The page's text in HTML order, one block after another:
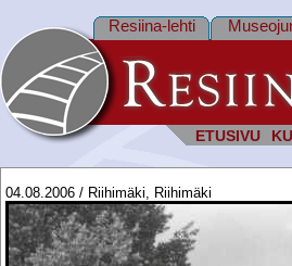
ETUSIVU
Resiina-lehti
04.08.2006 / Riihimäki, Riihimäki